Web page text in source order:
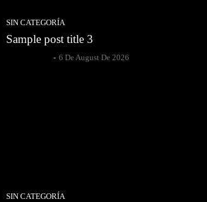
SIN CATEGORÍA
Sample post title 3
- 6 De August De 2026
SIN CATEGORÍA